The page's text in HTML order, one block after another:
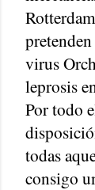
virus
leprosis
Por todo
todas
consigo